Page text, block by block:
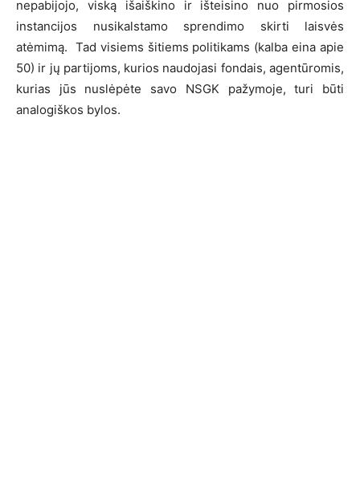
nepabijojo, viską išaiškino ir išteisino nuo pirmosios
instancijos nusikalstamo sprendimo skirti laisvės
atėmimą. Tad visiems šitiems politikams (kalba eina apie
50) ir jų partijoms, kurios naudojasi fondais, agentūromis,
kurias jūs nuslėpėte savo NSGK pažymoje, turi būti
analogiškos bylos.